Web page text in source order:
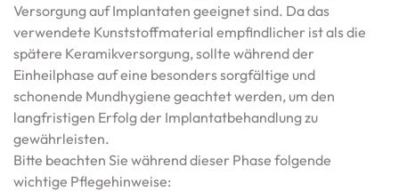
Versorgung auf Implantaten geeignet sind. Da das
verwendete Kunststoffmaterial empfindlicher ist als die
spätere Keramikversorgung, sollte während der
Einheilphase auf eine besonders sorgfältige und
schonende Mundhygiene geachtet werden, um den
langfristigen Erfolg der Implantatbehandlung zu
gewährleisten.
Bitte beachten Sie während dieser Phase folgende
wichtige Pflegehinweise: